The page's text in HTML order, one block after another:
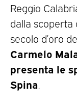
Reggio
dalla scoperta
secolo d’oro
Carmelo
presenta le
Spina